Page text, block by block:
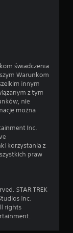
świadczenia
Warunkom
innym
z tym
nie
można
Inc.
korzystania z
praw
STAR TREK
Inc.
rights